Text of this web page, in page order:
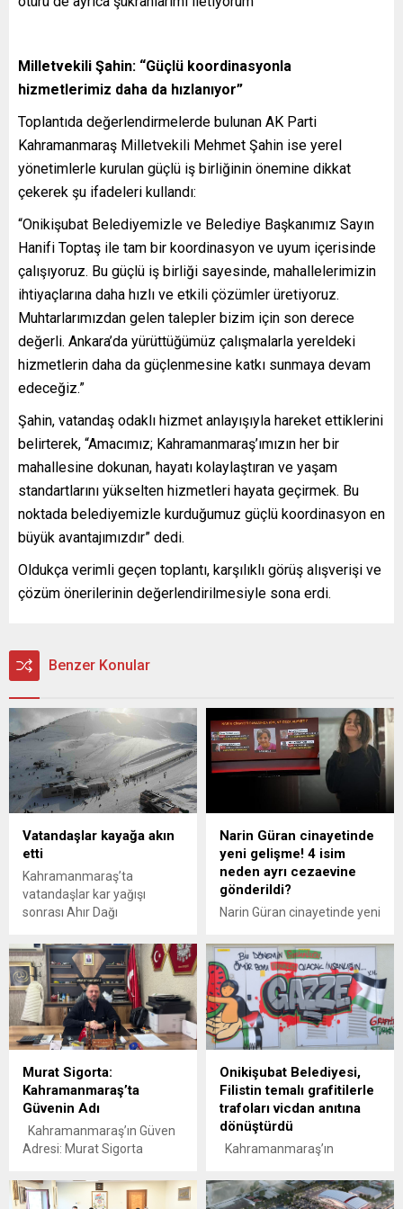
Milletvekili Şahin: “Güçlü koordinasyonla
hizmetlerimiz daha da hızlanıyor”
Toplantıda değerlendirmelerde bulunan AK Parti
Kahramanmaraş Milletvekili Mehmet Şahin ise yerel
yönetimlerle kurulan güçlü iş birliğinin önemine dikkat
çekerek şu ifadeleri kullandı:
“Onikişubat Belediyemizle ve Belediye Başkanımız Sayın
Hanifi Toptaş ile tam bir koordinasyon ve uyum içerisinde
çalışıyoruz. Bu güçlü iş birliği sayesinde, mahallelerimizin
ihtiyaçlarına daha hızlı ve etkili çözümler üretiyoruz.
Muhtarlarımızdan gelen talepler bizim için son derece
değerli. Ankara’da yürüttüğümüz çalışmalarla yereldeki
hizmetlerin daha da güçlenmesine katkı sunmaya devam
edeceğiz.”
Şahin, vatandaş odaklı hizmet anlayışıyla hareket ettiklerini
belirterek, “Amacımız; Kahramanmaraş’ımızın her bir
mahallesine dokunan, hayatı kolaylaştıran ve yaşam
standartlarını yükselten hizmetleri hayata geçirmek. Bu
noktada belediyemizle kurduğumuz güçlü koordinasyon en
büyük avantajımızdır” dedi.
Oldukça verimli geçen toplantı, karşılıklı görüş alışverişi ve
çözüm önerilerinin değerlendirilmesiyle sona erdi.
Benzer Konular
Vatandaşlar kayağa akın
etti
Kahramanmaraş’ta
vatandaşlar kar yağışı
sonrası Ahır Dağı
merkezine akın etti.
Narin Güran cinayetinde
yeni gelişme! 4 isim
neden ayrı cezaevine
gönderildi?
Narin Güran cinayetinde yeni
farklı cezaevlerine sevk
edildi, bu karar neden alındı?
CNN TÜRK İstanbul Haber
Müdürü Nihat Uludağ
detayları aktardı. Avukat
Şükrü Aksoy, Faillerinin
Adalet Bakanlığı tarafından
titizlikle bu karar alınmış
görünüyor. açıklamasında
bulundu.
Murat Sigorta:
Kahramanmaraş’ta
Güvenin Adı
Kahramanmaraş’ın Güven
Adresi: Murat Sigorta
sektörünün güvenilir
isimlerinden biri olan Murat
Onikişubat Belediyesi,
Filistin temalı grafitilerle
trafoları vicdan anıtına
dönüştürdü
Kahramanmaraş’ın
trafolar, Filistin’de yaşanan
insanlık dramına karşı